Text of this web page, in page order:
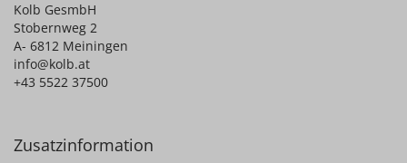
Kolb GesmbH
Stobernweg 2
A- 6812 Meiningen
info@kolb.at
+43 5522 37500
Zusatzinformation